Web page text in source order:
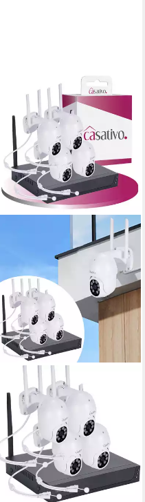
CASATIVO
Überwachungskamera
Hochauflösendes 2K Funk-
Überwachungssystem 4
Schwenk-Kameras 150 m
(Außenbereich, 4-tlg., IP66
wetterfest, Nachtsicht 25 m,
Personenerkennung, 1/4’’-
149,99 € UVP 599,95 €
-75%
lieferbar - in 2-3 Werktagen bei dir